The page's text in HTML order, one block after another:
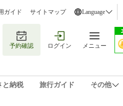
ガイド サイトマップ Language
予約確認 ログイン メニュー
と納税 旅行ガイド その他